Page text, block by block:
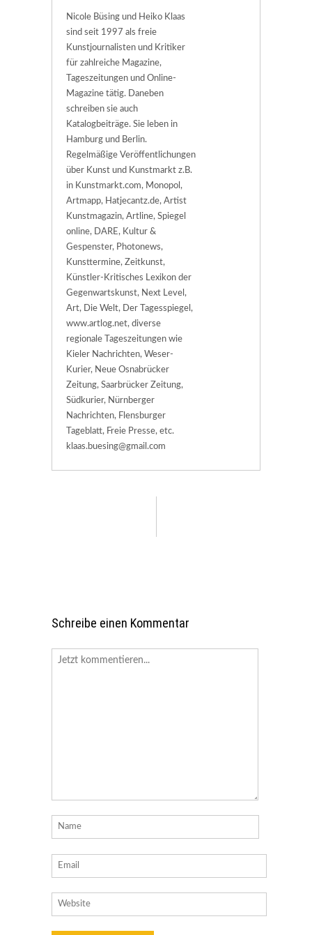
Nicole Büsing und Heiko Klaas
sind seit 1997 als freie
Kunstjournalisten und Kritiker
für zahlreiche Magazine,
Tageszeitungen und Online-
Magazine tätig. Daneben
schreiben sie auch
Katalogbeiträge. Sie leben in
Hamburg und Berlin.
Regelmäßige Veröffentlichungen
über Kunst und Kunstmarkt z.B.
in Kunstmarkt.com, Monopol,
Artmapp, Hatjecantz.de, Artist
Kunstmagazin, Artline, Spiegel
online, DARE, Kultur &
Gespenster, Photonews,
Kunsttermine, Zeitkunst,
Künstler-Kritisches Lexikon der
Gegenwartskunst, Next Level,
Art, Die Welt, Der Tagesspiegel,
www.artlog.net, diverse
regionale Tageszeitungen wie
Kieler Nachrichten, Weser-
Kurier, Neue Osnabrücker
Zeitung, Saarbrücker Zeitung,
Südkurier, Nürnberger
Nachrichten, Flensburger
Tageblatt, Freie Presse, etc.
klaas.buesing@gmail.com
Schreibe einen Kommentar